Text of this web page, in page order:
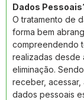
Dados
O tratamento de
forma bem
compreendendo
realizadas desde
eliminação.
receber, acessar,
dados pessoais